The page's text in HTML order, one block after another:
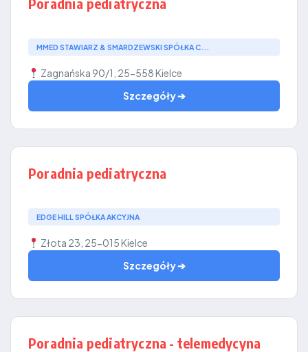
MMED STAWIARZ & SMARDZEWSKI SPÓŁKA C...
Zagnańska 90/1, 25-558 Kielce
Szczegóły ➔
Poradnia pediatryczna
EDGE HILL SPÓŁKA AKCYJNA
Złota 23, 25-015 Kielce
Szczegóły ➔
Poradnia pediatryczna - telemedycyna